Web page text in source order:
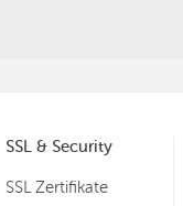
SSL & Security
SSL Zertifikate